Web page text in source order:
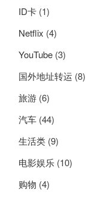
bbr.sh
ID卡 (1)
Net­flix (4)
YouTube (3)
国外地址转运 (8)
旅游 (6)
汽车 (44)
生活类 (9)
电影娱乐 (10)
购物 (4)